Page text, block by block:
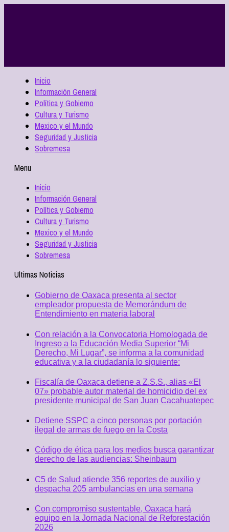
Inicio
Información General
Política y Gobierno
Cultura y Turismo
Mexico y el Mundo
Seguridad y Justicia
Sobremesa
Menu
Inicio
Información General
Política y Gobierno
Cultura y Turismo
Mexico y el Mundo
Seguridad y Justicia
Sobremesa
Ultimas Noticias
Gobierno de Oaxaca presenta al sector
empleador propuesta de Memorándum de
Entendimiento en materia laboral
Con relación a la Convocatoria Homologada de
Ingreso a la Educación Media Superior “Mi
Derecho, Mi Lugar”, se informa a la comunidad
educativa y a la ciudadanía lo siguiente:
Fiscalía de Oaxaca detiene a Z.S.S., alias «El
07» probable autor material de homicidio del ex
presidente municipal de San Juan Cacahuatepec
Detiene SSPC a cinco personas por portación
ilegal de armas de fuego en la Costa
Código de ética para los medios busca garantizar
derecho de las audiencias: Sheinbaum
C5 de Salud atiende 356 reportes de auxilio y
despacha 205 ambulancias en una semana
Con compromiso sustentable, Oaxaca hará
equipo en la Jornada Nacional de Reforestación
2026